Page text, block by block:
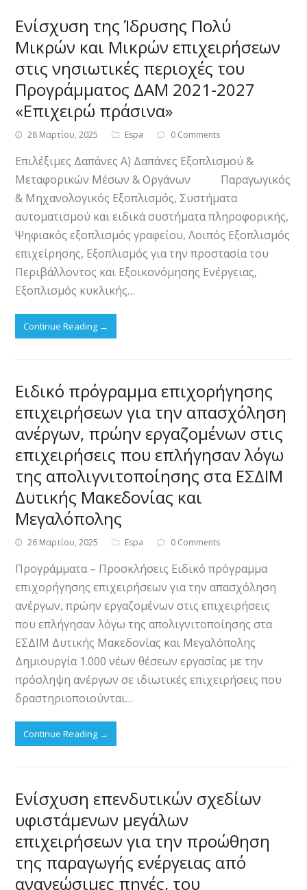
Ενίσχυση της Ίδρυσης Πολύ
Μικρών και Μικρών επιχειρήσεων
στις νησιωτικές περιοχές του
Προγράμματος ΔΑΜ 2021-2027
«Επιχειρώ πράσινα»
28 Μαρτίου, 2025 Espa 0 Comments
​​Επιλέξιμες Δαπάνες Α) Δαπάνες Εξοπλισμού &
Μεταφορικών Μέσων & Οργάνων Παραγωγικός
& Μηχανολογικός Εξοπλισμός, Συστήματα
αυτοματισμού και ειδικά συστήματα πληροφορικής,
Ψηφιακός εξοπλισμός γραφείου, Λοιπός Εξοπλισμός
επιχείρησης, Εξοπλισμός για την προστασία του
Περιβάλλοντος και Εξοικονόμησης Ενέργειας,
Εξοπλισμός κυκλικής…
Continue Reading →
Ειδικό πρόγραμμα επιχορήγησης
επιχειρήσεων για την απασχόληση
ανέργων, πρώην εργαζομένων στις
επιχειρήσεις που επλήγησαν λόγω
της απολιγνιτοποίησης στα ΕΣΔΙΜ
Δυτικής Μακεδονίας και
Μεγαλόπολης
26 Μαρτίου, 2025 Espa 0 Comments
Προγράμματα – Προσκλήσεις Ειδικό πρόγραμμα
επιχορήγησης επιχειρήσεων για την απασχόληση
ανέργων, πρώην εργαζομένων στις επιχειρήσεις
που επλήγησαν λόγω της απολιγνιτοποίησης στα
ΕΣΔΙΜ Δυτικής Μακεδονίας και Μεγαλόπολης
Δημιουργία 1.000 νέων θέσεων εργασίας με την
πρόσληψη ανέργων σε ιδιωτικές επιχειρήσεις που
δραστηριοποιούνται…
Continue Reading →
Ενίσχυση επενδυτικών σχεδίων
υφιστάμενων μεγάλων
επιχειρήσεων για την προώθηση
της παραγωγής ενέργειας από
ανανεώσιμες πηγές, του